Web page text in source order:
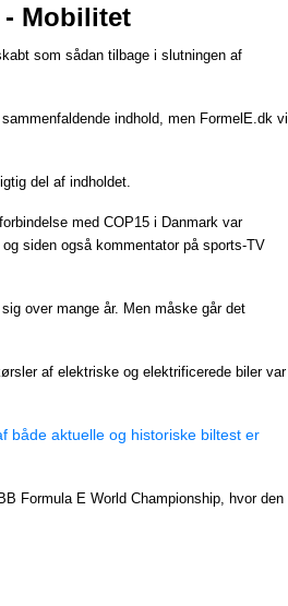
- Mobilitet
som sådan tilbage i slutningen af
indhold, men FormelE.dk vil
del af indholdet.
med COP15 i Danmark var
siden også kommentator på sports-TV
over mange år. Men måske går det
af elektriske og elektrificerede biler var
aktuelle og historiske biltest er
Formula E World Championship, hvor den